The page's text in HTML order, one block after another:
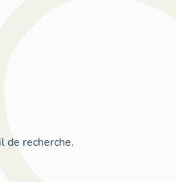
de recherche.